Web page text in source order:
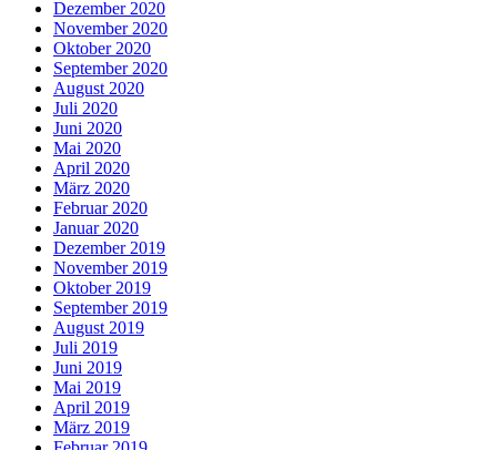
Dezember 2020
November 2020
Oktober 2020
September 2020
August 2020
Juli 2020
Juni 2020
Mai 2020
April 2020
März 2020
Februar 2020
Januar 2020
Dezember 2019
November 2019
Oktober 2019
September 2019
August 2019
Juli 2019
Juni 2019
Mai 2019
April 2019
März 2019